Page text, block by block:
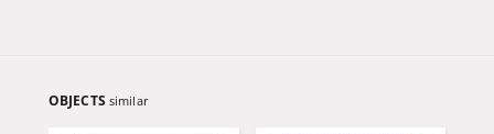
OBJECTS similar